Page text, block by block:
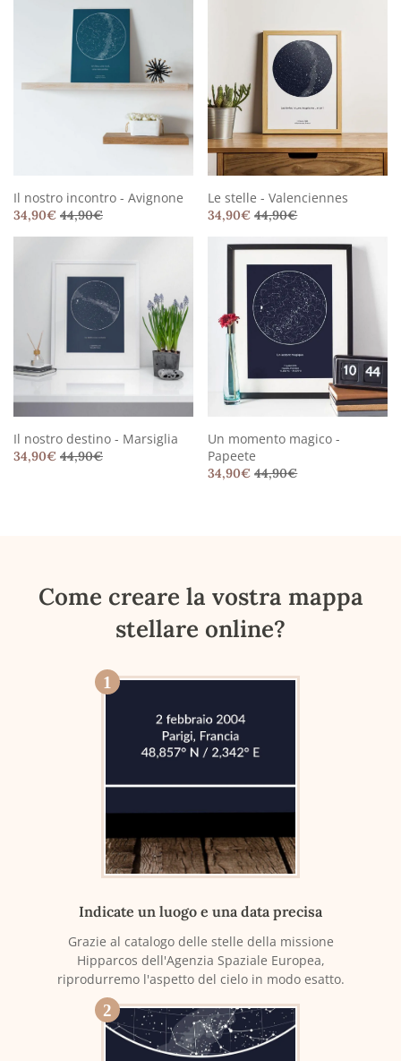
Il nostro incontro - Avignone
34,90€ 44,90€
Le stelle - Valenciennes
34,90€ 44,90€
Il nostro destino - Marsiglia
34,90€ 44,90€
Un momento magico -
Papeete
34,90€ 44,90€
Come creare la vostra mappa
stellare online?
1
Indicate un luogo e una data precisa
Grazie al catalogo delle stelle della missione
Hipparcos dell'Agenzia Spaziale Europea,
riprodurremo l'aspetto del cielo in modo esatto.
2